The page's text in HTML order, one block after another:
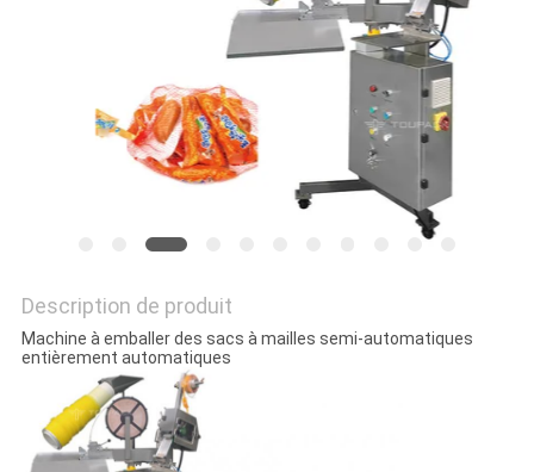
DE
CONFIDENTIALITÉ
Description de produit
Machine à emballer des sacs à mailles semi-automatiques
entièrement automatiques